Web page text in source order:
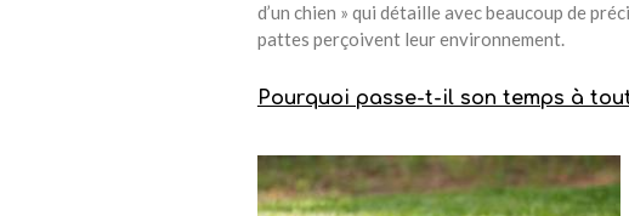
d’un chien » qui détaille avec beaucoup de
pattes perçoivent leur environnement.
Pourquoi passe-t-il son temps à